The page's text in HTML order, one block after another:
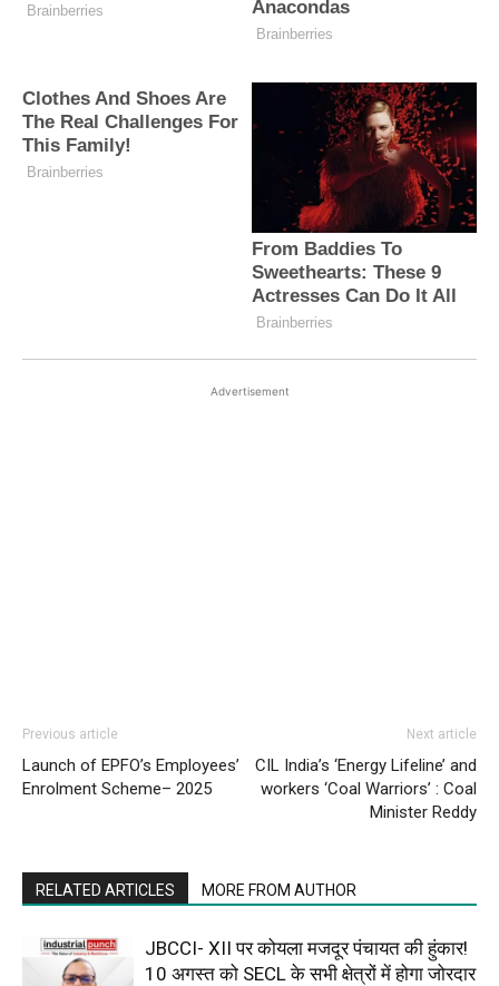
Advertisement
Previous article
Launch of EPFO’s Employees’
Enrolment Scheme– 2025
Next article
CIL India’s ‘Energy Lifeline’ and
workers ‘Coal Warriors’ : Coal
Minister Reddy
RELATED ARTICLES MORE FROM AUTHOR
JBCCI- XII पर कोयला मजदूर पंचायत की हुंकार!
10 अगस्त को SECL के सभी क्षेत्रों में होगा जोरदार